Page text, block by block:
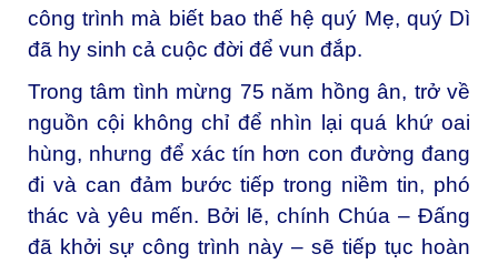
công trình mà biết bao thế hệ quý Mẹ, quý Dì
đã hy sinh cả cuộc đời để vun đắp.
Trong tâm tình mừng 75 năm hồng ân, trở về
nguồn cội không chỉ để nhìn lại quá khứ oai
hùng, nhưng để xác tín hơn con đường đang
đi và can đảm bước tiếp trong niềm tin, phó
thác và yêu mến. Bởi lẽ, chính Chúa – Đấng
đã khởi sự công trình này – sẽ tiếp tục hoàn